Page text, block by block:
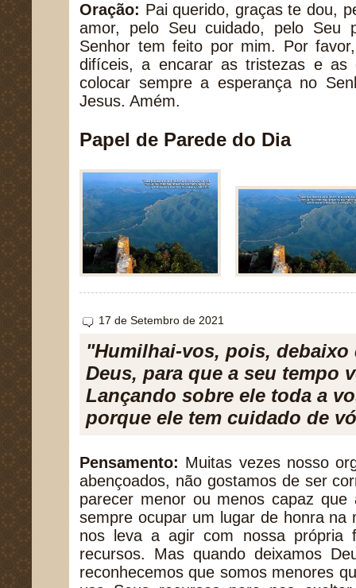
Oração: Pai querido, graças te dou,
amor, pelo Seu cuidado, pelo
Senhor tem feito por mim. Por
difíceis, a encarar as tristezas e as
colocar sempre a esperança no
Jesus. Amém.
Papel de Parede do Dia
17 de Setembro de 2021
"Humilhai-vos, pois, debaixo
Deus, para que a seu tempo
Lançando sobre ele toda a
porque ele tem cuidado de
Pensamento: Muitas vezes nosso
abençoados, não gostamos de ser
parecer menor ou menos capaz que
sempre ocupar um lugar de honra na
nos leva a agir com nossa própria
recursos. Mas quando deixamos
reconhecemos que somos menores